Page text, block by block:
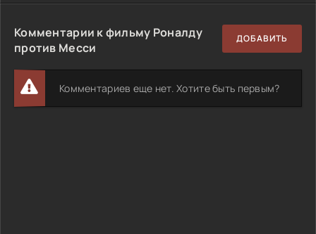
Комментарии к фильму Роналду
против Месси
ДОБАВИТЬ
Комментариев еще нет. Хотите быть первым?